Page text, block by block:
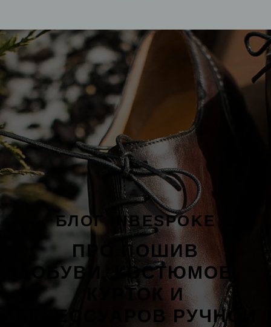
БЛОГ INBESPOKE
ПРО ПОШИВ
ОБУВИ, КОСТЮМОВ,
КУРТОК И
АКСЕССУАРОВ РУЧНОЙ